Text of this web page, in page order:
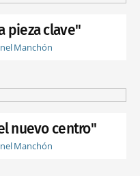
pieza clave"
Manchón
nuevo centro"
Manchón